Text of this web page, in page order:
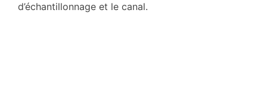
d’échantillonnage et le canal.